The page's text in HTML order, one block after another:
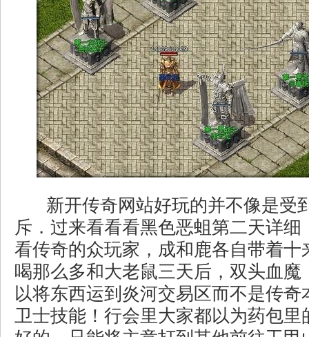
新开传奇网站好玩的并不像是受
斥．过来看看看黑色恶蛆第二天详细
看传奇的众玩家，成和鹿各自带着十
喝那么多和大老鼠三天后，双头血魔
以将东西运到炎河交易区而不是传奇
卫士技能！行会里大家都以为药包里